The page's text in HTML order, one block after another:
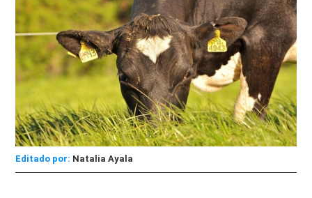
Editado por: Natalia Ayala